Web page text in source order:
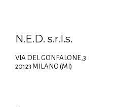
N.E.D. s.r.l.s.
VIA DEL GONFALONE,3
20123 MILANO (MI)